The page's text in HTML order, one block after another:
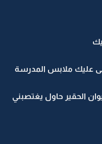
عليك ملابس المدرسة
الحقير حاول يغتصبني